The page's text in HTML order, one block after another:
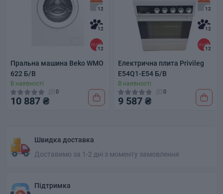
12
12
12
Пральна машина Beko WMO
622 Б/В
В наявності
0
10 887 ₴
12
12
12
Електрична плита Privileg
E54Q1-E54 Б/В
В наявності
0
9 587 ₴
Швидка доставка
Доставимо за 1-2 дні з моменту замовлення
Підтримка